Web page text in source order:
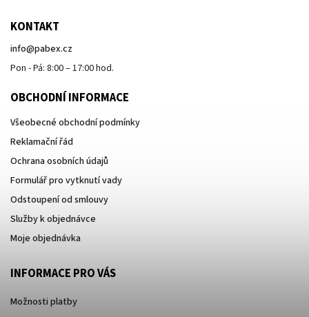
KONTAKT
info@pabex.cz
Pon - Pá: 8:00 – 17:00 hod.
OBCHODNÍ INFORMACE
Všeobecné obchodní podmínky
Reklamační řád
Ochrana osobních údajů
Formulář pro vytknutí vady
Odstoupení od smlouvy
Služby k objednávce
Moje objednávka
INFORMACE PRO VÁS
Možnosti platby